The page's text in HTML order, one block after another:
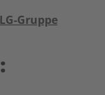
Gruppe